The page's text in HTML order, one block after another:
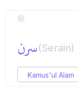
سرن(Serain)
Kamus'ul Alam